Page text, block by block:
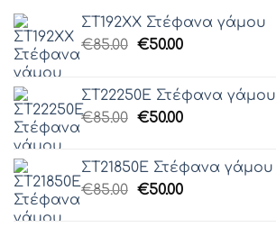
ΣΤ192ΧΧ Στέφανα γάμου
€85.00 Original
€85.00.
€50.00Η
είναι:
€50.00.
ΣΤ22250Ε Στέφανα γάμου
€85.00 Original
€85.00.
€50.00Η
είναι:
€50.00.
ΣΤ21850Ε Στέφανα γάμου
€85.00 Original
€50.00Η